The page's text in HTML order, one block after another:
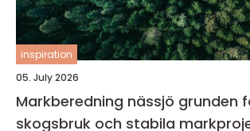
inspiration
05. July 2026
Markberedning nässjö grunden för hållbart
skogsbruk och stabila